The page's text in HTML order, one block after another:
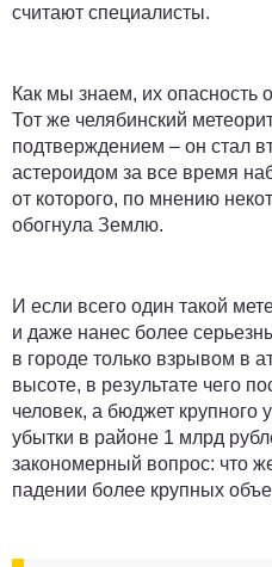
считают специалисты.
Как мы знаем, их опасность
Тот же челябинский
подтверждением – он стал
астероидом за все время
от которого, по мнению
обогнула Землю.
И если всего один такой
и даже нанес более
в городе только взрывом в
высоте, в результате чего
человек, а бюджет крупного
убытки в районе 1 млрд
закономерный вопрос: что
падении более крупных